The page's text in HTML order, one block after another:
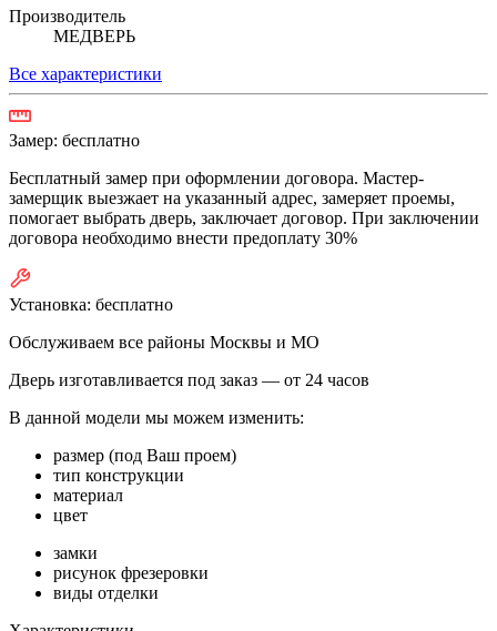
Производитель
МЕДВЕРЬ
Все характеристики
Замер: бесплатно
Бесплатный замер при оформлении договора. Мастер-
замерщик выезжает на указанный адрес, замеряет проемы,
помогает выбрать дверь, заключает договор. При заключении
договора необходимо внести предоплату 30%
Установка: бесплатно
Обслуживаем все районы Москвы и МО
Дверь изготавливается под заказ — от 24 часов
В данной модели мы можем изменить:
размер (под Ваш проем)
тип конструкции
материал
цвет
замки
рисунок фрезеровки
виды отделки